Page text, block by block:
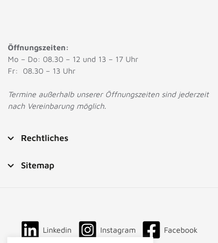
Öffnungszeiten:
Mo – Do: 08.30 – 12 und 13 – 17 Uhr
Fr: 08.30 – 13 Uhr
Termine außerhalb unserer Öffnungszeiten sind jederzeit
nach Vereinbarung möglich.
Rechtliches
Sitemap
Linkedin Instagram Facebook